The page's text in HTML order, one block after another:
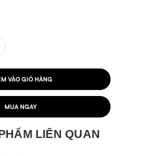
VÀO GIỎ HÀNG
MUA NGAY
LIÊN QUAN